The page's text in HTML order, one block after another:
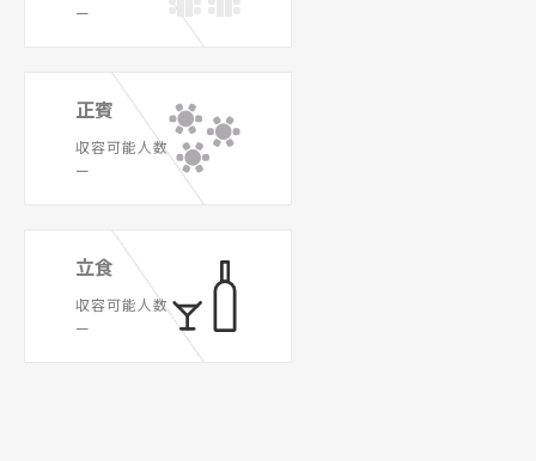
ー
正賓
収容可能人数
ー
立食
収容可能人数
ー